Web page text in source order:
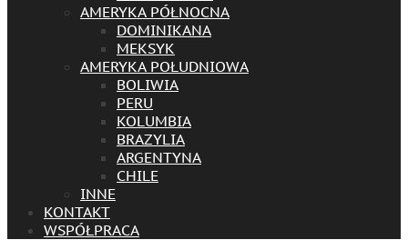
AMERYKA PÓŁNOCNA
DOMINIKANA
MEKSYK
AMERYKA POŁUDNIOWA
BOLIWIA
PERU
KOLUMBIA
BRAZYLIA
ARGENTYNA
CHILE
INNE
KONTAKT
WSPÓŁPRACA